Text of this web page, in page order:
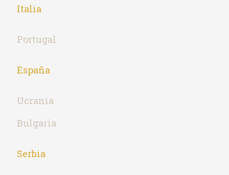
Italia
Portugal
España
Ucrania
Bulgaria
Serbia